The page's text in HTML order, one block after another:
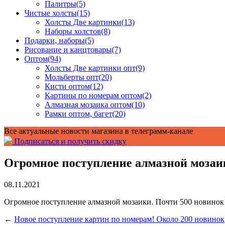
Палитры(5)
Чистые холсты(15)
Холсты Две картинки(13)
Наборы холстов(8)
Подарки, наборы(5)
Рисование и канцтовары(7)
Оптом(94)
Холсты Две картинки опт(9)
Мольберты опт(20)
Кисти оптом(12)
Картины по номерам оптом(2)
Алмазная мозаика оптом(10)
Рамки оптом, багет(20)
Все актуальные новости магазина в телеграмм-канале
Подписаться и получить скидку
Огромное поступление алмазной
08.11.2021
Огромное поступление алмазной мозаики. Почти 500
← Новое поступление картин по номерам! Около 200 новинок